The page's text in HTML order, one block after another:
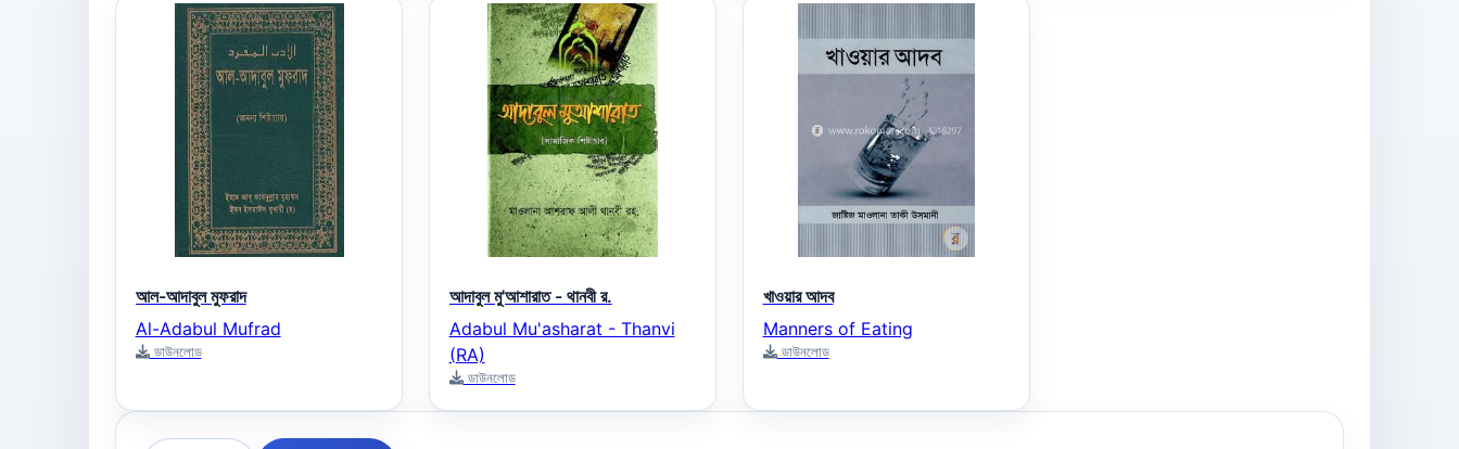
আল-আদাবুল মুফরাদ
Al-Adabul Mufrad
ডাউনলোড
আদাবুল মু'আশারাত - থানবী র.
Adabul Mu'asharat - Thanvi
(RA)
ডাউনলোড
খাওয়ার আদব
Manners of Eating
ডাউনলোড